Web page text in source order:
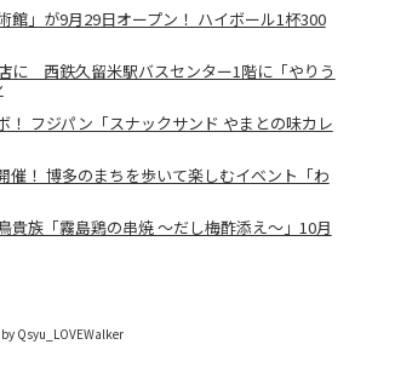
」が9月29日オープン！ ハイボール1杯300
に 西鉄久留米駅バスセンター1階に「やりう
！ フジパン「スナックサンド やまとの味カレ
催！ 博多のまちを歩いて楽しむイベント「わ
族「霧島鶏の串焼 ～だし梅酢添え～」10月
Qsyu_LOVEWalker